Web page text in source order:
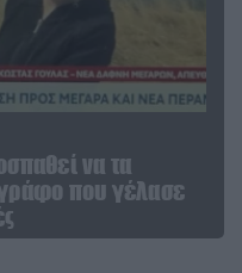
να τα
που γέλασε